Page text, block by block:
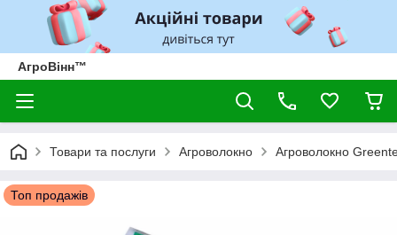
АгроВінн™
Товари та послуги Агроволокно Агроволокно
Топ продажів